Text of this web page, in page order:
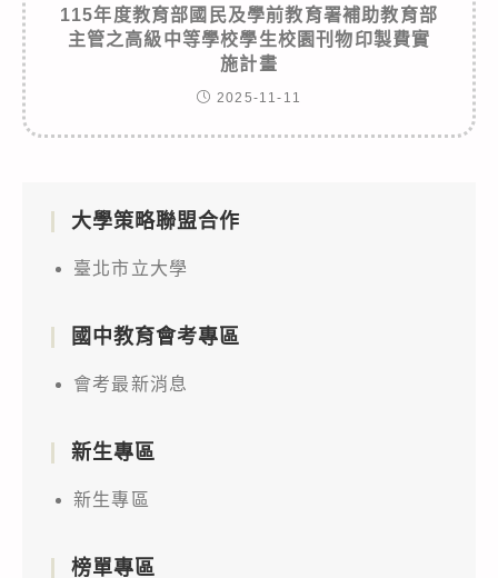
115年度教育部國民及學前教育署補助教育部
主管之高級中等學校學生校園刊物印製費實
施計畫
2025-11-11
大學策略聯盟合作
臺北市立大學
國中教育會考專區
會考最新消息
新生專區
新生專區
榜單專區